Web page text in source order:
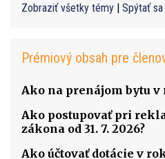
Zobraziť všetky témy | Spýtať
Prémiový obsah pre
Ako na prenájom bytu v
Ako postupovať pri
zákona od 31. 7. 2026?
Ako účtovať dotácie v